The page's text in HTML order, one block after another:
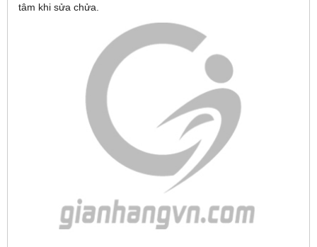
tâm khi sửa chửa.